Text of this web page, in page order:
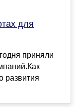
для
приняли
развития